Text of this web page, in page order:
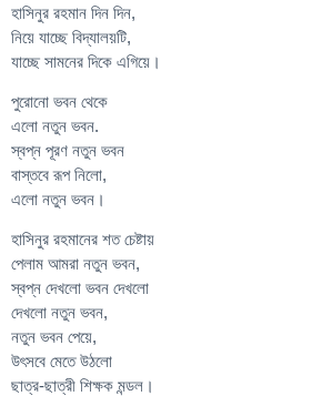
হাসিনুর রহমান দিন দিন,
নিয়ে যাচ্ছে বিদ্যালয়টি,
যাচ্ছে সামনের দিকে এগিয়ে।
পুরোনো ভবন থেকে
এলো নতুন ভবন.
স্বপ্ন পূরণ নতুন ভবন
বাস্তবে রূপ নিলো,
এলো নতুন ভবন।
হাসিনুর রহমানের শত চেষ্টায়
পেলাম আমরা নতুন ভবন,
স্বপ্ন দেখলো ভবন দেখলো
দেখলো নতুন ভবন,
নতুন ভবন পেয়ে,
উৎসবে মেতে উঠলো
ছাত্র-ছাত্রী শিক্ষক মন্ডল।